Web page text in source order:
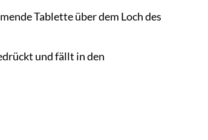
Tablette über dem Loch des
und fällt in den